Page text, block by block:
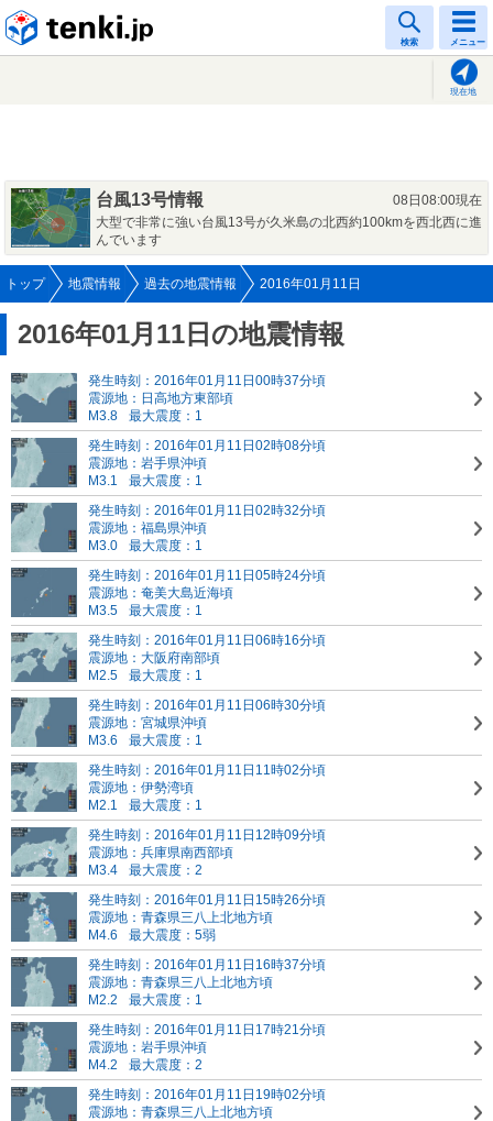
検索 メニュー
現在地
台風13号情報
08日08:00現在
大型で非常に強い台風13号が久米島の北西約100kmを西北西に進
んでいます
トップ 地震情報 過去の地震情報 2016年01月11日
2016年01月11日の地震情報
発生時刻：2016年01月11日00時37分頃
震源地：日高地方東部頃
M3.8
最大震度：1
発生時刻：2016年01月11日02時08分頃
震源地：岩手県沖頃
M3.1
最大震度：1
発生時刻：2016年01月11日02時32分頃
震源地：福島県沖頃
M3.0
最大震度：1
発生時刻：2016年01月11日05時24分頃
震源地：奄美大島近海頃
M3.5
最大震度：1
発生時刻：2016年01月11日06時16分頃
震源地：大阪府南部頃
M2.5
最大震度：1
発生時刻：2016年01月11日06時30分頃
震源地：宮城県沖頃
M3.6
最大震度：1
発生時刻：2016年01月11日11時02分頃
震源地：伊勢湾頃
M2.1
最大震度：1
発生時刻：2016年01月11日12時09分頃
震源地：兵庫県南西部頃
M3.4
最大震度：2
発生時刻：2016年01月11日15時26分頃
震源地：青森県三八上北地方頃
M4.6
最大震度：5弱
発生時刻：2016年01月11日16時37分頃
震源地：青森県三八上北地方頃
M2.2
最大震度：1
発生時刻：2016年01月11日17時21分頃
震源地：岩手県沖頃
M4.2
最大震度：2
発生時刻：2016年01月11日19時02分頃
震源地：青森県三八上北地方頃